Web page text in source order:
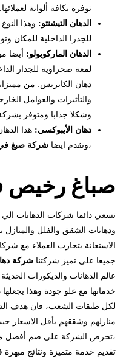
توفرة بكافة ألوانة
الدهان التيشنتو: وهذا
للجدرا الداخلية للمكان
الدهان الماركوبولو: أيضا
لمعة صحراوية للجدار
دهان الكابريس: من
والتأثيرات والعوامل
وشكلا جذابا ومتوفر
دهان الأيبوكسي: هذا
،ونقدم ايضاشركة صبغ
صباغ رخيص
تسعي دائما شركات الدهانات الي
ودهانات الشقق والفلل والمنازل
الاستعانة بتحارب العملاء مع
جميعا على تميز شركتناشركة
عالم الدهانات والديكورات
خدماتها مع علو جودة وهذا يجعلها
لكل طبقات الشعب، فان هدف
منازلهم وشققهم بأقل الاسعار
،تحرص الشركة على ضم أفضل
تقديم خدمة متميزة ونتائج